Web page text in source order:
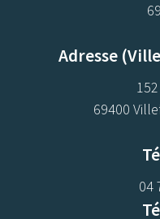
Adresse
69400
04